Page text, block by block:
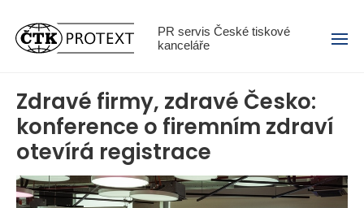
PR servis České tiskové
kanceláře
Menu
Zdravé firmy, zdravé Česko:
konference o firemním zdraví
otevírá registrace